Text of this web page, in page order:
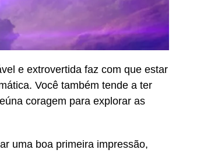
e extrovertida faz com que estar
Você também tende a ter
coragem para explorar as
uma boa primeira impressão,